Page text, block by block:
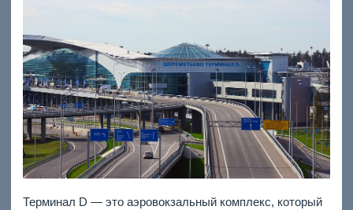
Терминал D — это аэровокзальный комплекс, который